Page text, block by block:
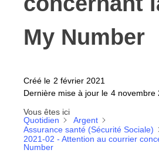
My Number
Créé le 2 février 2021
Dernière mise à jour le 4 novembre
Vous êtes ici
Quotidien
Argent
Assurance santé (Sécurité Sociale)
2021-02 - Attention au courrier
Number